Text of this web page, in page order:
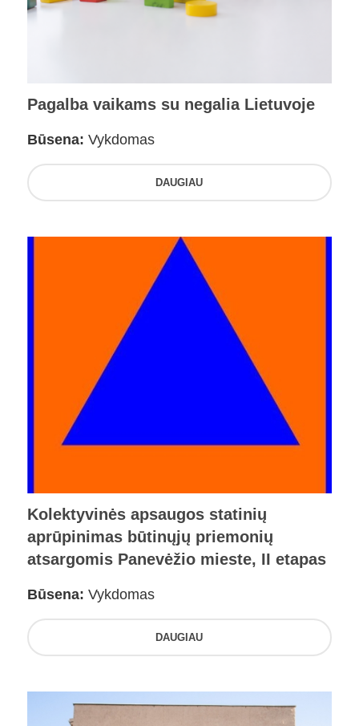
Pagalba vaikams su negalia Lietuvoje
Būsena: Vykdomas
DAUGIAU
Kolektyvinės apsaugos statinių
aprūpinimas būtinųjų priemonių
atsargomis Panevėžio mieste, II etapas
Būsena: Vykdomas
DAUGIAU